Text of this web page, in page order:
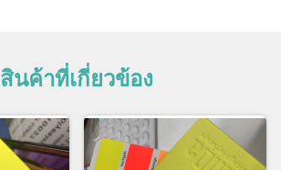
สินค้าที่เกี่ยวข้อง